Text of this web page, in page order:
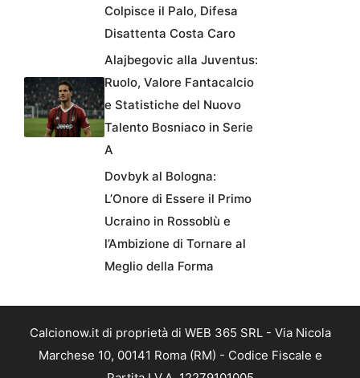
Colpisce il Palo, Difesa
Disattenta Costa Caro
Alajbegovic alla Juventus:
Ruolo, Valore Fantacalcio
e Statistiche del Nuovo
Talento Bosniaco in Serie
A
Dovbyk al Bologna:
L’Onore di Essere il Primo
Ucraino in Rossoblù e
l’Ambizione di Tornare al
Meglio della Forma
Calcionow.it di proprietà di WEB 365 SRL - Via Nicola
Marchese 10, 00141 Roma (RM) - Codice Fiscale e